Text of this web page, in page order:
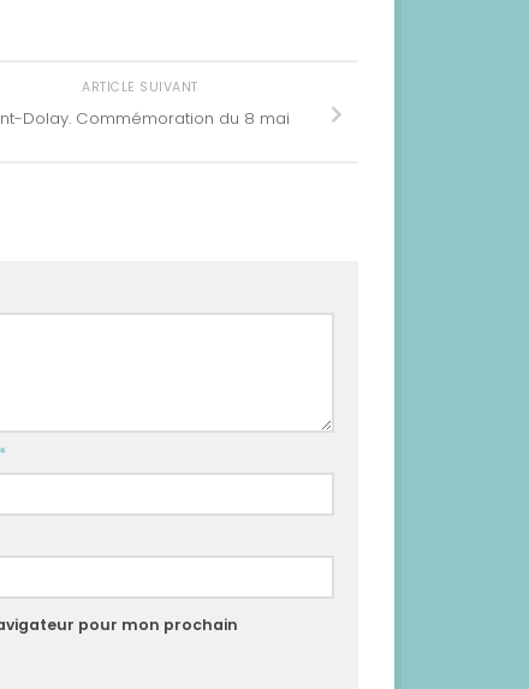
ARTICLE SUIVANT
Dolay. Commémoration du 8 mai
*
pour mon prochain